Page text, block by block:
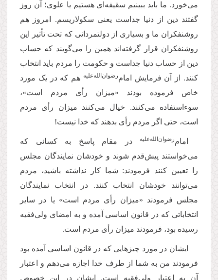
می‌خورد. ما باید ببینیم سقیفه‌ای هستیم یا علوی؛ آن روز
گفتند دین از دنیا جداست یعنی سکولاریسم. امروز هم
روشنفکران ما و بسیاری از دولتمردانی که تحت تأثیر این
روشنفکران قرار گرفته‌اند همین را می‌گویند که حساب
دین از حساب دنیا جداست و حکومت را مردم باید انتخاب
کنند. از آن فرمایش امام‌رضوان‌‌الله‌‌علیه هم که در یک مورد
خاص فرموده بودند «میزان رأی مردم است»،
سوءاستفاده می‌کنند. خیال می‌کنند میزان رأی مردم
است، حتی اگر مردم رأی بدهند که خدا نیست!
امام‌رضوان‌‌الله‌‌علیه
در مقام پاسخ به کسانی که
می‌خواستند پیش‌قدم شوند و خودشان نمایندگان مجلس
را تعیین کنند فرمودند: شما کار نداشته باشید، مردم
می‌توانند خودشان انتخاب کنند. در انتخاب نمایندگان
مجلس فرمودند «میزان رأی مردم است» یا در سایر
انتخاباتی که در قانون اساسی آمده و به امضای ولی‌فقیه
رسیده بود، فرمودند میزان رأی مردم است.
ایشان در مورد چیزهایی که در قانون اساسی آمده بود
فرمودند من به شما از طرف خدا اجازه می‌دهم و اعتبار
آن به اعتبار ولی‌فقیه است. ایشان در این خصوص